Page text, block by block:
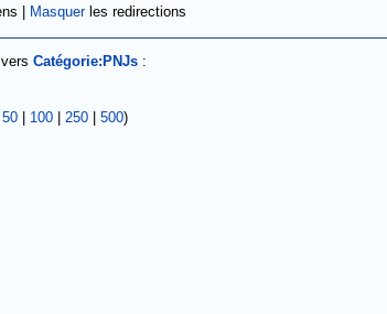
| Masquerles redirections
Catégorie:PNJs:
50| 100| 250| 500)